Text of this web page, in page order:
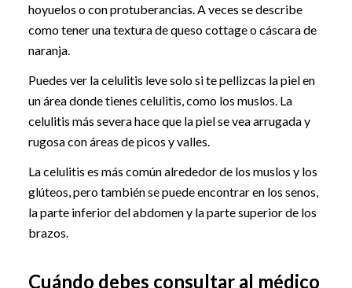
hoyuelos o con protuberancias. A veces se describe
como tener una textura de queso cottage o cáscara de
naranja.
Puedes ver la celulitis leve solo si te pellizcas la piel en
un área donde tienes celulitis, como los muslos. La
celulitis más severa hace que la piel se vea arrugada y
rugosa con áreas de picos y valles.
La celulitis es más común alrededor de los muslos y los
glúteos, pero también se puede encontrar en los senos,
la parte inferior del abdomen y la parte superior de los
brazos.
Cuándo debes consultar al médico